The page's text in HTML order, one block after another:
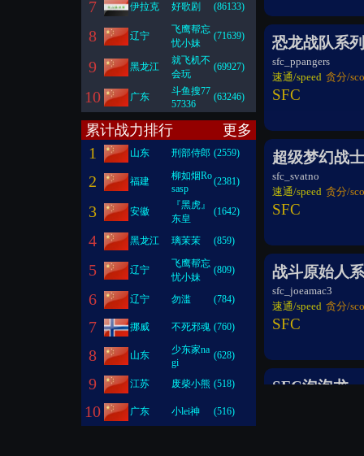
7 伊拉克 好歌剧 (86133)
8 辽宁
飞鹰帮忘
忧小妹
(71639)
9 黑龙江
就飞机不
会玩
(69927)
10 广东
斗鱼搜77
57336
(63246)
累计战力排行 更多
1 山东 刑部侍郎 (2559)
2 福建
柳如烟Ro
sasp
(2381)
3 安徽
『黑虎』
东皇
(1642)
4 黑龙江 璃茉茉 (859)
5 辽宁
飞鹰帮忘
忧小妹
(809)
6 辽宁 勿滥 (784)
7 挪威 不死邪魂 (760)
8 山东
少东家na
gi
(628)
9 江苏 废柴小熊 (518)
10 广东 小lei神 (516)
恐龙战队系
sfc_ppangers
速通/speed 贪分/
SFC
超级梦幻战
sfc_svatno
速通/speed 贪分/
SFC
战斗原始人
sfc_joeamac3
速通/speed 贪分/
SFC
SFC泡泡龙